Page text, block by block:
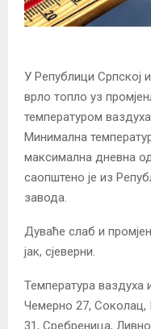
У Републици Српској
врло топло уз
температуром
Минимална
максимална дневна
саопштено је из
завода.
Дуваће слаб и
јак, сјеверни.
Температура ваздуха
Чемерно 27, Соколац,
31, Сребреница,